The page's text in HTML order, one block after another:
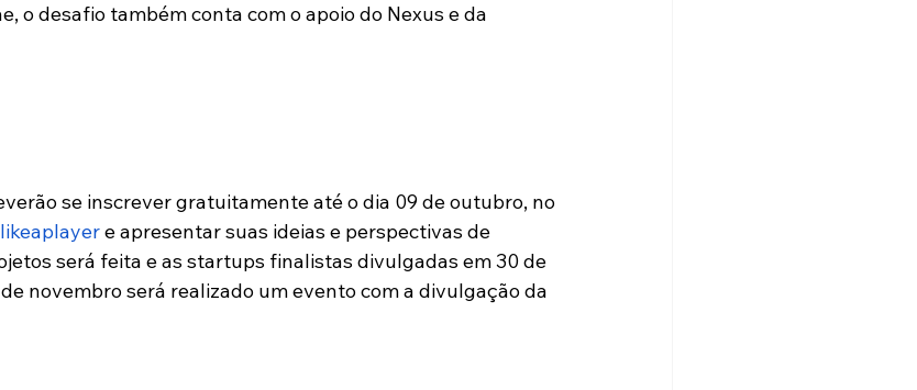
o desafio também conta com o apoio do Nexus e da
se inscrever gratuitamente até o dia 09 de outubro, no
e apresentar suas ideias e perspectivas de
será feita e as startups finalistas divulgadas em 30 de
novembro será realizado um evento com a divulgação da